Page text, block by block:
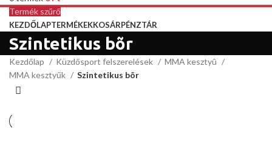
Termék szűrő
KEZDŐLAPTERMÉKEKKOSÁRPÉNZTÁR
Szintetikus bõr
Kezdőlap Küzdősport felszerelések
MMA kesztyû
MMA kesztyűk
Szintetikus bõr